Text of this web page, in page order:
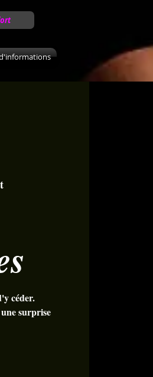
céder.
surprise